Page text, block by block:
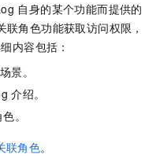
自身的某个功能而提供的
角色功能获取访问权限，
内容包括：
景。
介绍。
。
联角色。